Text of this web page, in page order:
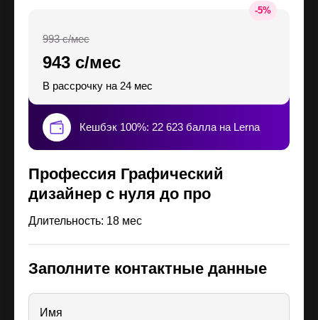
-5%
943 с/мес
993 с/мес
В рассрочку на 24 мес
Кешбэк 100%: 22 623 балла на Lerna
Профессия Графический
дизайнер с нуля до про
Длительность: 18 мес
Заполните контактные данные
Имя